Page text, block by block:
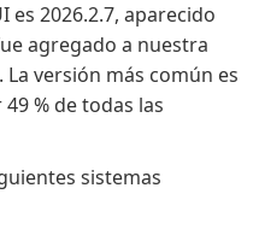
es 2026.2.7, aparecido
agregado a nuestra
versión más común es
% de todas las
sistemas